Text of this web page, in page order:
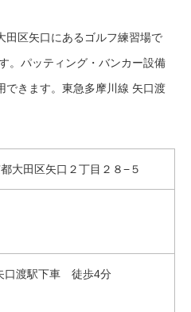
田区矢口にあるゴルフ練習場で
。パッティング・バンカー設備
できます。東急多摩川線 矢口渡
大田区矢口２丁目２８−５
口渡駅下車 徒歩4分